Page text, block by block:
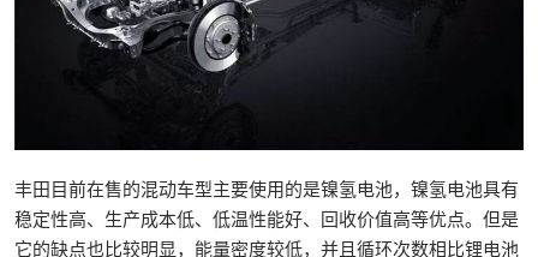
丰田目前在售的混动车型主要使用的是镍氢电池，镍氢电池具有
稳定性高、生产成本低、低温性能好、回收价值高等优点。但是
它的缺点也比较明显，能量密度较低，并且循环次数相比锂电池